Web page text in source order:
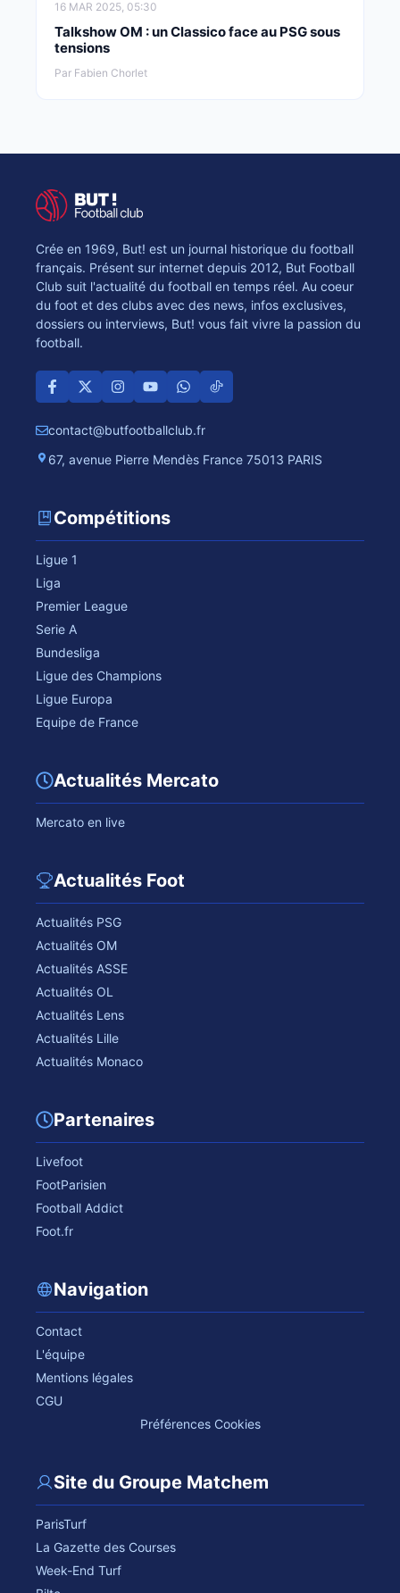
16 MAR 2025, 05:30
Talkshow OM : un Classico face au PSG sous
tensions
Par Fabien Chorlet
Crée en 1969, But! est un journal historique du football
français. Présent sur internet depuis 2012, But Football
Club suit l'actualité du football en temps réel. Au coeur
du foot et des clubs avec des news, infos exclusives,
dossiers ou interviews, But! vous fait vivre la passion du
football.
contact@butfootballclub.fr
67, avenue Pierre Mendès France 75013 PARIS
Compétitions
Ligue 1
Liga
Premier League
Serie A
Bundesliga
Ligue des Champions
Ligue Europa
Equipe de France
Actualités Mercato
Mercato en live
Actualités Foot
Actualités PSG
Actualités OM
Actualités ASSE
Actualités OL
Actualités Lens
Actualités Lille
Actualités Monaco
Partenaires
Livefoot
FootParisien
Football Addict
Foot.fr
Navigation
Contact
L'équipe
Mentions légales
CGU
Préférences Cookies
Site du Groupe Matchem
ParisTurf
La Gazette des Courses
Week-End Turf